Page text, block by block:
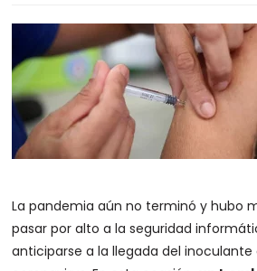
La pandemia aún no terminó y hubo
pasar por alto a la seguridad
anticiparse a la llegada del